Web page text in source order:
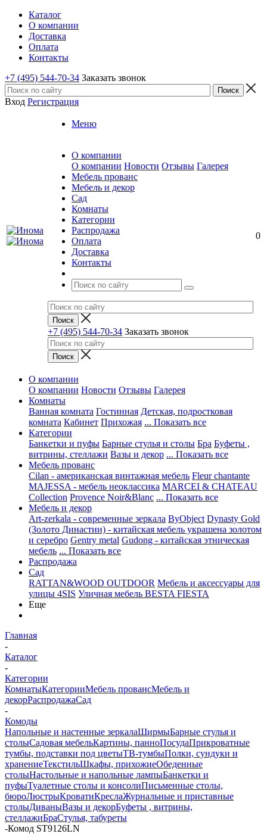
Каталог
О компании
Доставка
Оплата
Контакты
+7 (495) 544-70-34 Заказать звонок
Вход Регистрация
Меню
О компании
О компании Новости Отзывы Галерея
Мебель прованс
Мебель и декор
Сад
Комнаты
Категории
Распродажа
Оплата
Доставка
Контакты
+7 (495) 544-70-34 Заказать звонок
0
О компании
О компании Новости Отзывы Галерея
Комнаты
Ванная комната Гостинная Детская, подростковая
комната Кабинет Прихожая ... Показать все
Категории
Банкетки и пуфы Барные стулья и столы Бра Буфеты ,
витрины, стеллажи Вазы и декор ... Показать все
Мебель прованс
Cilan - американская винтажная мебель Fleur chantante
MAJESSA - мебель неоклассика MARCEI & CHATEAU
Collection Provence Noir&Blanc ... Показать все
Мебель и декор
Art-zerkala - современные зеркала ByObject Dynasty Gold
(Золото Династии) - китайская мебель украшена золотом
и серебро Gentry metal Gudong - китайская этническая
мебель ... Показать все
Распродажа
Сад
RATTAN&WOOD OUTDOOR Мебель и аксессуары для
улицы 4SIS Уличная мебель BESTA FIESTA
Еще
Главная
-
Каталог
-
Категории
КомнатыКатегорииМебель провансМебель и
декорРаспродажаСад
-
Комоды
Напольные и настенные зеркалаШирмыБарные стулья и
столыСадовая мебельКартины, панноПосудаПрикроватные
тумбы, подставки под цветыТВ-тумбыПолки, сундуки и
хранениеТекстильШкафы, прихожиеОбеденные
столыНастольные и напольные лампыБанкетки и
пуфыТуалетные столы и консолиПисьменные столы,
бюроЛюстрыКроватиКреслаЖурнальные и приставные
столыДиваныВазы и декорБуфеты , витрины,
стеллажиБраСтулья, табуреты
-Комод ST9126LN